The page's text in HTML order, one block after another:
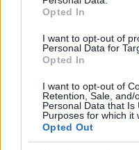
Opted In
I want to opt-out of
Personal Data for
Opted In
I want to opt-out of
Retention, Sale, and/
Personal Data that Is
Purposes for which it
Opted Out
INFLÁCIÓ
Júliusban mindössze 1,2
összevetésben a
már csökkent.